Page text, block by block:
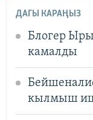
ДАГЫ КАРАҢЫЗ
Блогер
камалды
кылмыш